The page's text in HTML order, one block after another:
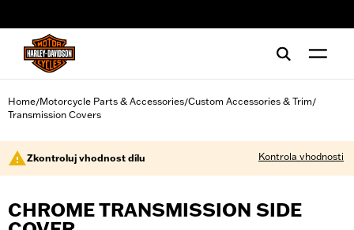
Home/Motorcycle Parts & Accessories/Custom Accessories & Trim/
Transmission Covers
Zkontroluj vhodnost dílu Kontrola vhodnosti
CHROME TRANSMISSION SIDE